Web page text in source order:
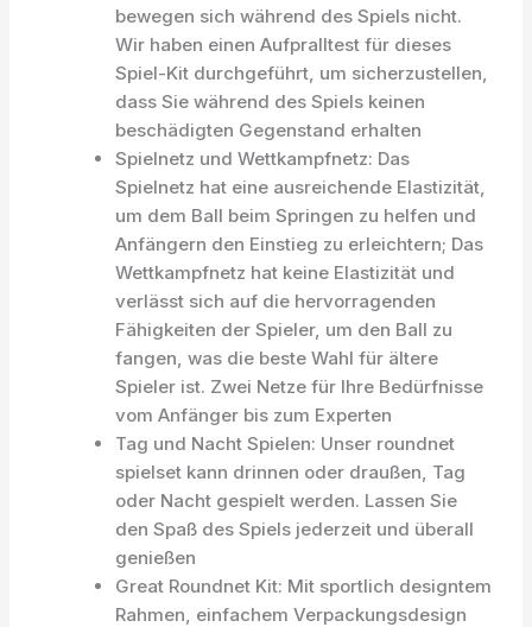
bewegen sich während des Spiels nicht.
Wir haben einen Aufpralltest für dieses
Spiel-Kit durchgeführt, um sicherzustellen,
dass Sie während des Spiels keinen
beschädigten Gegenstand erhalten
Spielnetz und Wettkampfnetz: Das
Spielnetz hat eine ausreichende Elastizität,
um dem Ball beim Springen zu helfen und
Anfängern den Einstieg zu erleichtern; Das
Wettkampfnetz hat keine Elastizität und
verlässt sich auf die hervorragenden
Fähigkeiten der Spieler, um den Ball zu
fangen, was die beste Wahl für ältere
Spieler ist. Zwei Netze für Ihre Bedürfnisse
vom Anfänger bis zum Experten
Tag und Nacht Spielen: Unser roundnet
spielset kann drinnen oder draußen, Tag
oder Nacht gespielt werden. Lassen Sie
den Spaß des Spiels jederzeit und überall
genießen
Great Roundnet Kit: Mit sportlich designtem
Rahmen, einfachem Verpackungsdesign